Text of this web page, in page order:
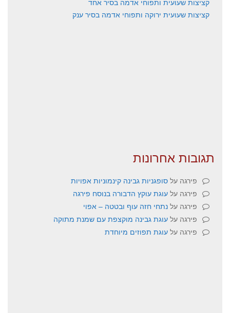
קציצות שעועית ירוקה ותפוחי אדמה בסיר ענק
תגובות אחרונות
פירגה על סופגניות גבינה קינמוניות אפויות
פירגה על עוגת עוקץ הדבורה בנוסח פירגה
פירגה על נתחי חזה עוף ובטטה – אפוי
פירגה על עוגת גבינה מוקצפת עם שמנת מתוקה
פירגה על עוגת תפוזים מיוחדת